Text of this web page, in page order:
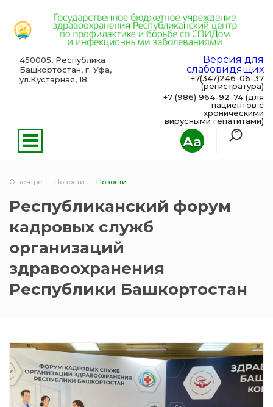
Aa
450005, Республика
Башкортостан, г. Уфа,
ул.Кустарная, 18
Версия для
слабовидящих
+7(347)246-06-37
(регистратура)
+7 (986) 964-92-74 (для
пациентов с
хроническими
вирусными гепатитами)
О центре Новости Новости
Республиканский форум
кадровых служб
организаций
здравоохранения
Республики Башкортостан